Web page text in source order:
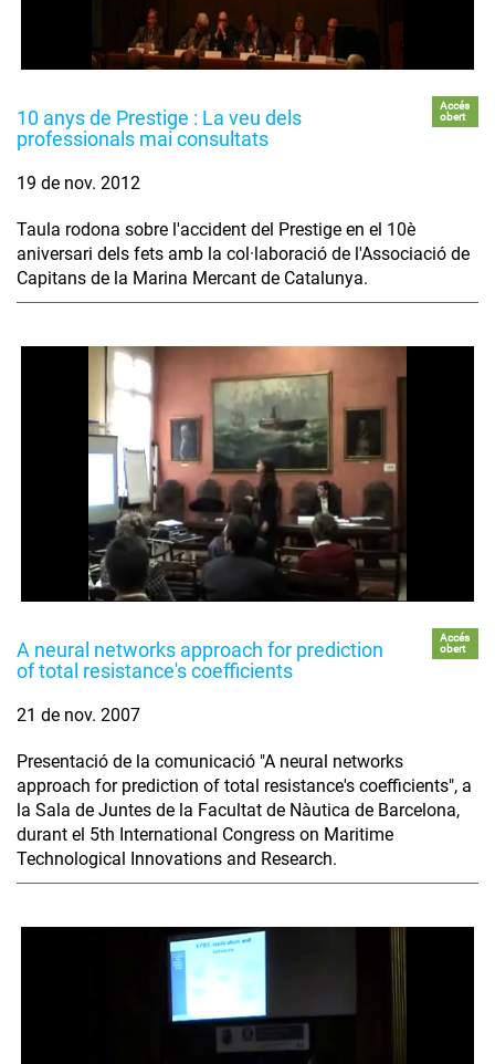
10 anys de Prestige : La veu dels
professionals mai consultats
Accés
obert
19 de nov. 2012
Taula rodona sobre l'accident del Prestige en el 10è
aniversari dels fets amb la col·laboració de l'Associació de
Capitans de la Marina Mercant de Catalunya.
A neural networks approach for prediction
of total resistance's coefficients
Accés
obert
21 de nov. 2007
Presentació de la comunicació "A neural networks
approach for prediction of total resistance's coefficients", a
la Sala de Juntes de la Facultat de Nàutica de Barcelona,
durant el 5th International Congress on Maritime
Technological Innovations and Research.